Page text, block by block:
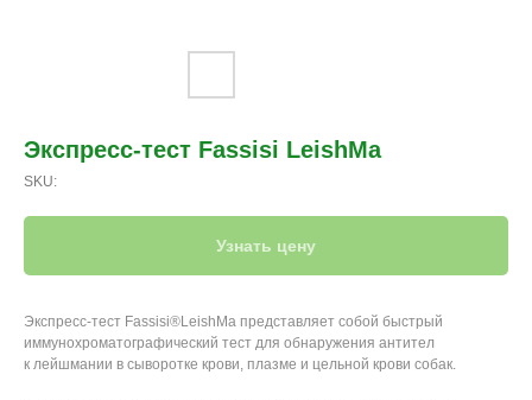
Экспресс-тест Fassisi LeishMa
SKU:
Узнать цену
Экспресс-тест Fassisi®LeishMa представляет собой быстрый
иммунохроматографический тест для обнаружения антител
к лейшмании в сыворотке крови, плазме и цельной крови собак.